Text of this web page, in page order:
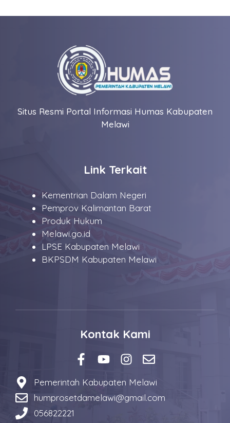
Situs Resmi Portal Informasi Humas Kabupaten
Melawi
Link Terkait
Kementrian Dalam Negeri
Pemprov Kalimantan Barat
Produk Hukum
Melawi.go.id
LPSE Kabupaten Melawi
BKPSDM Kabupaten Melawi
Kontak Kami
Pemerintah Kabupaten Melawi
humprosetdamelawi@gmail.com
056822221